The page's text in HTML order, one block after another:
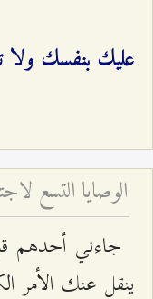
عليك بنفسك ولا
الوصايا التسع
جاءني أحدهم
ينقل عنك الأمر